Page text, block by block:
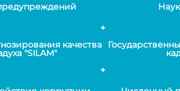
качества
"SILAM"